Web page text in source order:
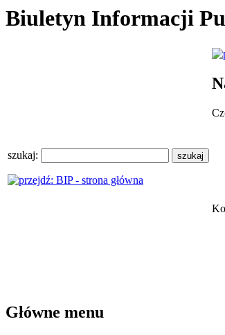
Biuletyn Informacji
szukaj:
Główne menu